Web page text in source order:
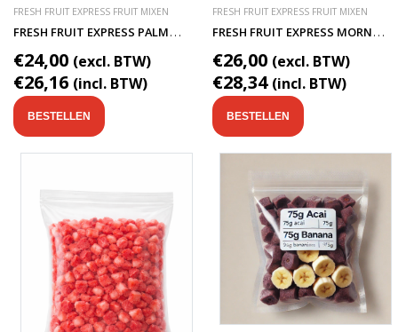
FRESH FRUIT EXPRESS FRUIT MIXEN
F
RESH FRUIT EXPRESS PALMBEACH SMOOTHIE FRUITMIX
€24,00 (excl. BTW)
€26,16 (incl. BTW)
BESTELLEN
FRESH FRUIT EXPRESS FRUIT MIXEN
F
RESH FRUIT EXPRESS MORNING GLORY SMOOTHIE FRUITMIX
€26,00 (excl. BTW)
€28,34 (incl. BTW)
BESTELLEN